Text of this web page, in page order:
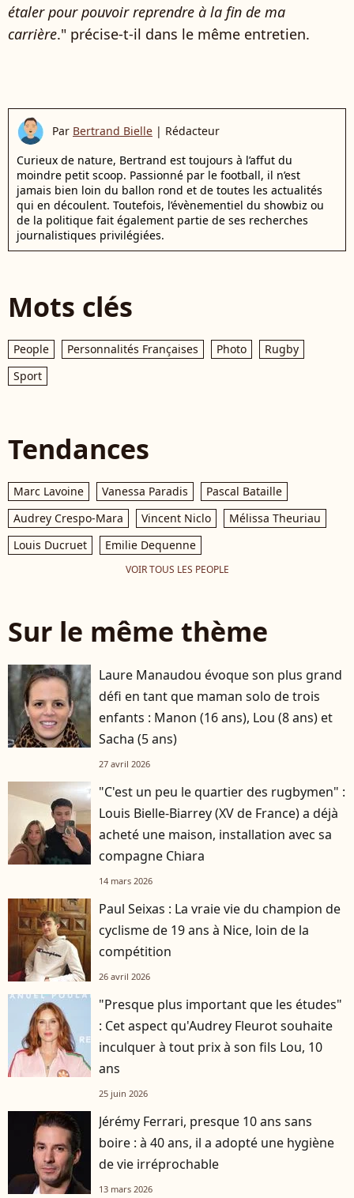
étaler pour pouvoir reprendre à la fin de ma
carrière." précise-t-il dans le même entretien.
Par Bertrand Bielle | Rédacteur
Curieux de nature, Bertrand est toujours à l’affut du
moindre petit scoop. Passionné par le football, il n’est
jamais bien loin du ballon rond et de toutes les actualités
qui en découlent. Toutefois, l’évènementiel du showbiz ou
de la politique fait également partie de ses recherches
journalistiques privilégiées.
Mots clés
People Personnalités Françaises Photo
Rugby
Sport
Tendances
Marc Lavoine Vanessa Paradis
Pascal Bataille
Audrey Crespo-Mara
Vincent Niclo
Mélissa Theuriau
Louis Ducruet
Emilie Dequenne
VOIR TOUS LES PEOPLE
Sur le même thème
Laure Manaudou évoque son plus grand
défi en tant que maman solo de trois
enfants : Manon (16 ans), Lou (8 ans) et
Sacha (5 ans)
27 avril 2026
"C'est un peu le quartier des rugbymen" :
Louis Bielle-Biarrey (XV de France) a déjà
acheté une maison, installation avec sa
compagne Chiara
14 mars 2026
Paul Seixas : La vraie vie du champion de
cyclisme de 19 ans à Nice, loin de la
compétition
26 avril 2026
"Presque plus important que les études"
: Cet aspect qu'Audrey Fleurot souhaite
inculquer à tout prix à son fils Lou, 10
ans
25 juin 2026
Jérémy Ferrari, presque 10 ans sans
boire : à 40 ans, il a adopté une hygiène
de vie irréprochable
13 mars 2026